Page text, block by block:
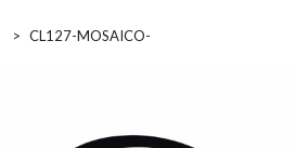
> CL127-MOSAICO-